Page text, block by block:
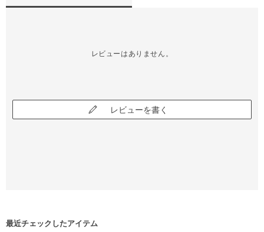
レビューはありません。
レビューを書く
最近チェックしたアイテム